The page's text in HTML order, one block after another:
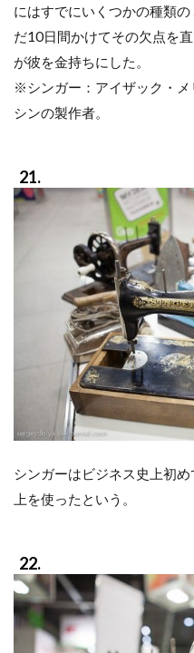
にはすでにいくつかの種類
だ10日間かけてその欠点を
が彼を金持ちにした。
※シンガー：アイザック・メ
シンの製作者。
21.
シンガーはビジネス史上初
上を使ったという。
22.